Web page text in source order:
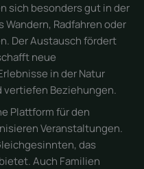
sich besonders gut in der
Radfahren oder
Der Austausch fördert
neue
in der Natur
vertiefen Beziehungen.
Plattform für den
Veranstaltungen.
das
Auch Familien